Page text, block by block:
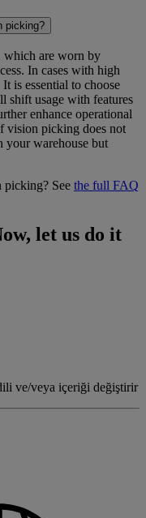
picking?
which are worn by
In cases with high
is essential to choose
shift usage with features
enhance operational
vision picking does not
your warehouse but
picking? See the full FAQ
let us do it
ve/veya içeriği değiştirir